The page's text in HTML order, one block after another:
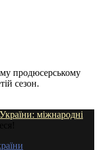
продюсерському
сезон.
міжнародні